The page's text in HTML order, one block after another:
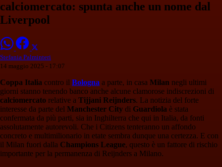
calciomercato: spunta anche un nome dal
Liverpool
Stefania Palminteri
14 maggio 2025 - 17:07
Coppa Italia contro il Bologna a parte, in casa Milan negli ultimi
giorni stanno tenendo banco anche alcune clamorose indiscrezioni di
calciomercato relative a Tijjani Reijnders. La notizia del forte
interesse da parte del Manchester City di Guardiola è stata
confermata da più parti, sia in Inghilterra che qui in Italia, da fonti
assolutamente autorevoli. Che i Citizens tenteranno un affondo
concreto e multimilionario in etate sembra dunque una certezza. E con
il Milan fuori dalla Champions League, questo è un fattore di rischio
importante per la permanenza di Reijnders a Milano.